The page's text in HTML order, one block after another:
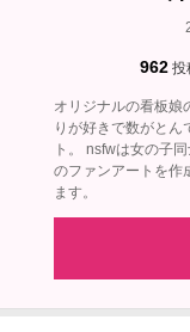
962 投
オリジナルの看板娘
りが好きで数がとん
ト。 nsfwは女の子
のファンアートを作
ます。